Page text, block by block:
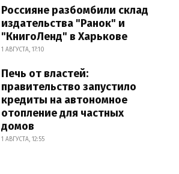
Россияне разбомбили склад
издательства "Ранок" и
"КнигоЛенд" в Харькове
1 АВГУСТА, 17:10
Печь от властей:
правительство запустило
кредиты на автономное
отопление для частных
домов
1 АВГУСТА, 12:55